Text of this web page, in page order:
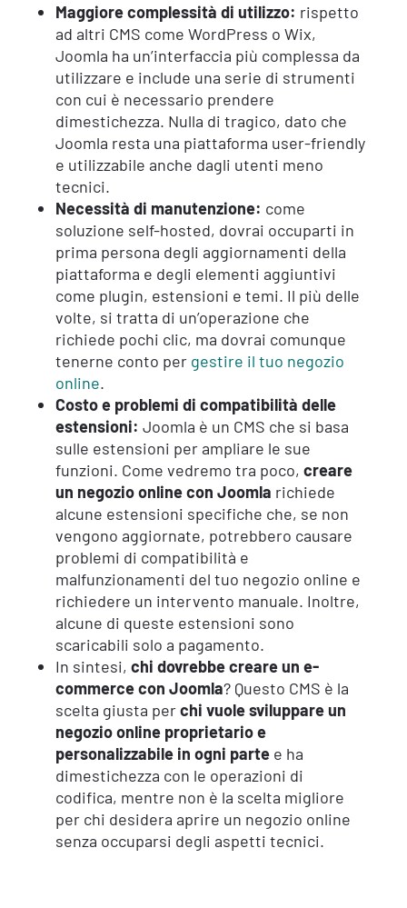
Maggiore complessità di utilizzo: rispetto
ad altri CMS come WordPress o Wix,
Joomla ha un’interfaccia più complessa da
utilizzare e include una serie di strumenti
con cui è necessario prendere
dimestichezza. Nulla di tragico, dato che
Joomla resta una piattaforma user-friendly
e utilizzabile anche dagli utenti meno
tecnici.
Necessità di manutenzione: come
soluzione self-hosted, dovrai occuparti in
prima persona degli aggiornamenti della
piattaforma e degli elementi aggiuntivi
come plugin, estensioni e temi. Il più delle
volte, si tratta di un’operazione che
richiede pochi clic, ma dovrai comunque
tenerne conto per gestire il tuo negozio
online.
Costo e problemi di compatibilità delle
estensioni: Joomla è un CMS che si basa
sulle estensioni per ampliare le sue
funzioni. Come vedremo tra poco, creare
un negozio online con Joomla richiede
alcune estensioni specifiche che, se non
vengono aggiornate, potrebbero causare
problemi di compatibilità e
malfunzionamenti del tuo negozio online e
richiedere un intervento manuale. Inoltre,
alcune di queste estensioni sono
scaricabili solo a pagamento.
In sintesi, chi dovrebbe creare un e-
commerce con Joomla? Questo CMS è la
scelta giusta perchi vuolesviluppare un
negozio online proprietario e
personalizzabile in ogni partee ha
dimestichezza con le operazioni di
codifica, mentre non è la scelta migliore
per chi desidera aprire un negozio online
senza occuparsi degli aspetti tecnici.